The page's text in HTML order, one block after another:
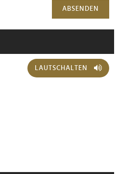
ABSENDEN
LAUTSCHALTEN